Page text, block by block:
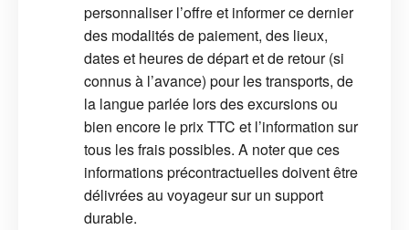
personnaliser l’offre et informer ce dernier
des modalités de paiement, des lieux,
dates et heures de départ et de retour (si
connus à l’avance) pour les transports, de
la langue parlée lors des excursions ou
bien encore le prix TTC et l’information sur
tous les frais possibles. A noter que ces
informations précontractuelles doivent être
délivrées au voyageur sur un support
durable.